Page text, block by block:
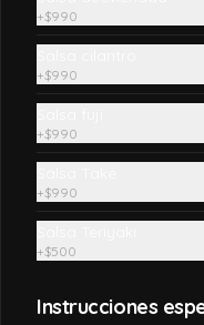
+$990
+$990
+$990
+$990
+$500
Instrucciones